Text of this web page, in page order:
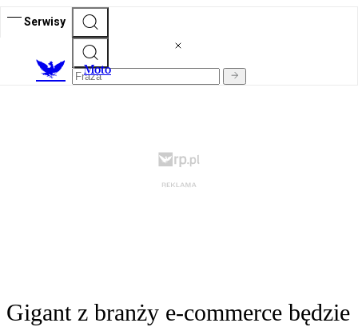
Serwisy
Moto
Gigant z branży e-commerce będzie